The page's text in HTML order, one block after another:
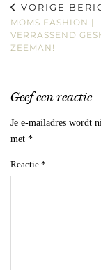
VORIGE
MOMS FASHION |
VERRASSEND
ZEEMAN!
Geef een reactie
Je e-mailadres wordt
met *
Reactie *